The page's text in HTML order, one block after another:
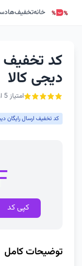
خانهتخفیف‌ها
کد تخفیف
دیجی کالا
امتیاز 5 از ۵ - 1 رأی
کد تخفیف ارسال رایگان
کپی کد
توضیحات کامل